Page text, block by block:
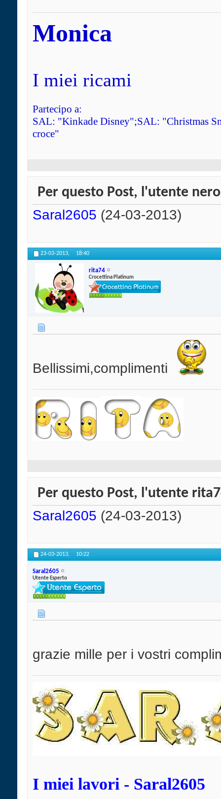
Monica
I miei ricami
Partecipo a:
SAL: "Kinkade Disney";SAL: "Christmas
croce"
Per questo Post, l'utente
Saral2605 (24-03-2013)
23-03-2013, 18:40
rita74
Crocettina Platinum
Bellissimi,complimenti
Per questo Post, l'utente
Saral2605 (24-03-2013)
24-03-2013, 10:22
Saral2605
Utente Esperto
grazie mille per i vostri
I miei lavori - Saral2605